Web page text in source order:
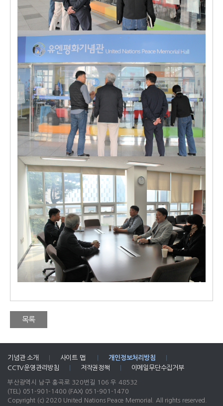
목록
기념관 소개 사이트 맵 개인정보처리방침
CCTV운영관리방침
저작권정책 이메일무단수집거부
부산광역시 남구 홍곡로 320번길 106 우 48532
(TEL) 051-901-1400 (FAX) 051-901-1470
Copyright (c) 2020 United Nations Peace Memorial. All rights reserved.